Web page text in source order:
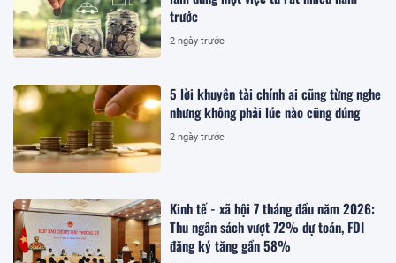
trước
2 ngày trước
5 lời khuyên tài chính ai cũng từng nghe
nhưng không phải lúc nào cũng đúng
2 ngày trước
Kinh tế - xã hội 7 tháng đầu năm 2026:
Thu ngân sách vượt 72% dự toán, FDI
đăng ký tăng gần 58%